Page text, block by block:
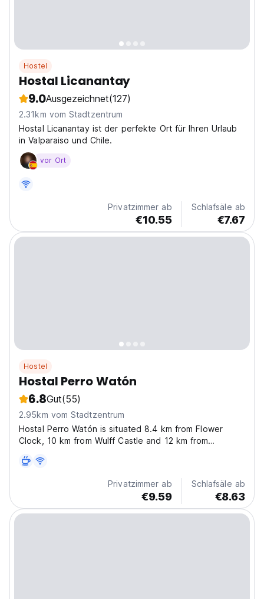
Hostel
Hostal Licanantay
9.0Ausgezeichnet(127)
2.31km vom Stadtzentrum
Hostal Licanantay ist der perfekte Ort für Ihren Urlaub
in Valparaiso und Chile.
vor Ort
Privatzimmer ab
€10.55
Schlafsäle ab
€7.67
Hostel
Hostal Perro Watón
6.8Gut(55)
2.95km vom Stadtzentrum
Hostal Perro Watón is situated 8.4 km from Flower
Clock, 10 km from Wulff Castle and 12 km from
is close to several noted attractions, around 1.7 km
from Caleta Portales Beach, 1.8 km from San Mateo...
Privatzimmer ab
€9.59
Schlafsäle ab
€8.63